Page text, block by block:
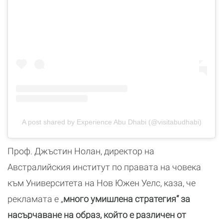
A post shared by Experience Abu Dhabi (@visitabudhabi)
Проф. Джъстин Нолан, директор на
Австралийския институт по правата на човека
към Университета на Нов Южен Уелс, каза, че
рекламата е „много умишлена стратегия“ за
насърчаване на образ, който е различен от